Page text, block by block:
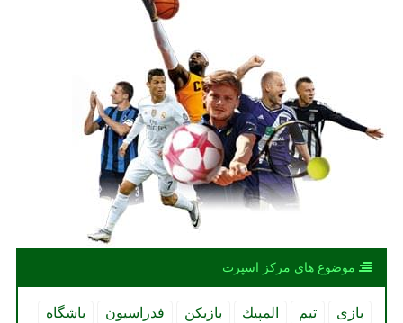
موضوع های مركز اسپرت
بازی تیم المپیك بازیكن فدراسیون
باشگاه